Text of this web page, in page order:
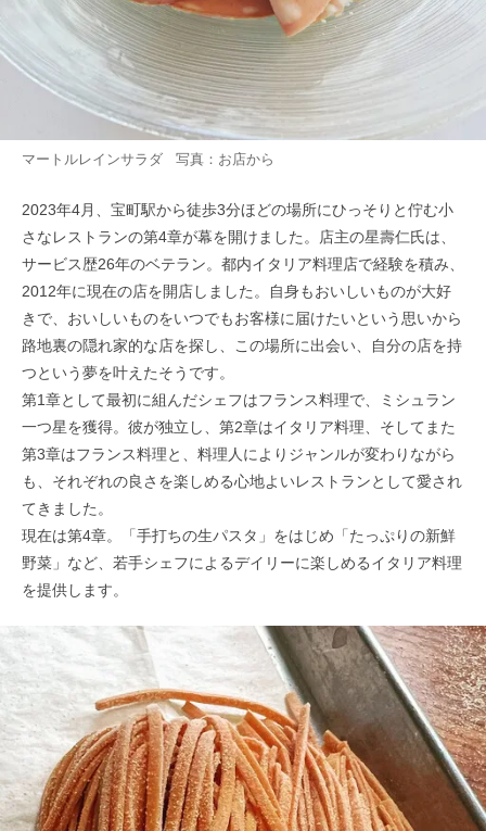
マートルレインサラダ 写真：お店から
2023年4月、宝町駅から徒歩3分ほどの場所にひっそりと佇む小
さなレストランの第4章が幕を開けました。店主の星壽仁氏は、
サービス歴26年のベテラン。都内イタリア料理店で経験を積み、
2012年に現在の店を開店しました。自身もおいしいものが大好
きで、おいしいものをいつでもお客様に届けたいという思いから
路地裏の隠れ家的な店を探し、この場所に出会い、自分の店を持
つという夢を叶えたそうです。
第1章として最初に組んだシェフはフランス料理で、ミシュラン
一つ星を獲得。彼が独立し、第2章はイタリア料理、そしてまた
第3章はフランス料理と、料理人によりジャンルが変わりながら
も、それぞれの良さを楽しめる心地よいレストランとして愛され
てきました。
現在は第4章。「手打ちの生パスタ」をはじめ「たっぷりの新鮮
野菜」など、若手シェフによるデイリーに楽しめるイタリア料理
を提供します。